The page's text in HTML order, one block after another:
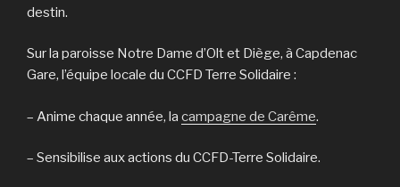
destin.
Sur la paroisse Notre Dame d’Olt et Diège, à Capdenac
Gare, l’équipe locale du CCFD Terre Solidaire :
– Anime chaque année, la campagne de Carême.
– Sensibilise aux actions du CCFD-Terre Solidaire.